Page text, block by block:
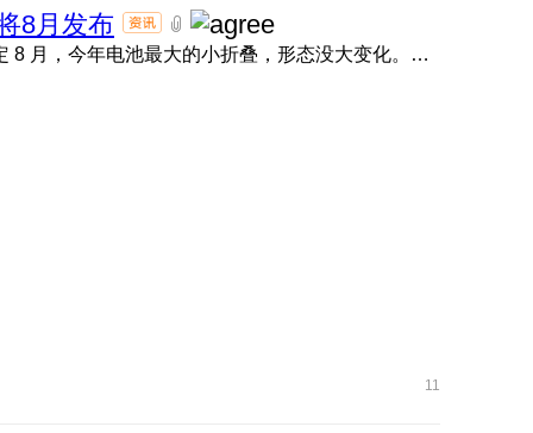
8月发布
数码博主 @数码闲聊站 今日发文称，荣耀小折叠手机暂定 8 月，今年电池最大的小折叠，形态没大变化。结合品牌命名 ...
11